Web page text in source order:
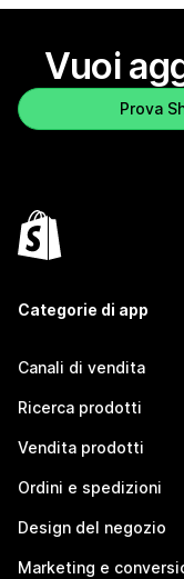
Vuoi
Prova
Categorie di app
Canali di vendita
Ricerca prodotti
Vendita prodotti
Ordini e spedizioni
Design del negozio
Marketing e